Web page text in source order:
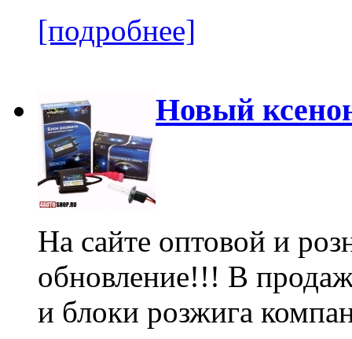
[подробнее]
Новый
На сайте оптовой и
обновление!!! В
и блоки розжига